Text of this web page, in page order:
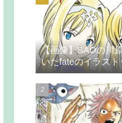
【画像】SAOの川
いたfateのイラスト
ｗｗｗ